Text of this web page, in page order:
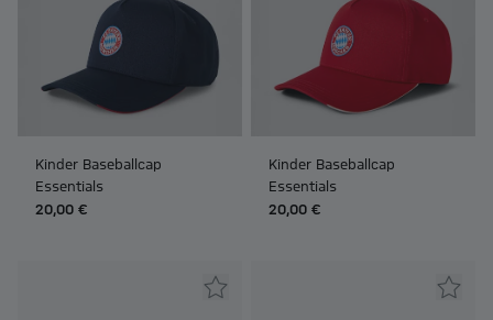
Kinder Baseballcap
Essentials
20,00 €
Kinder Baseballcap
Essentials
20,00 €